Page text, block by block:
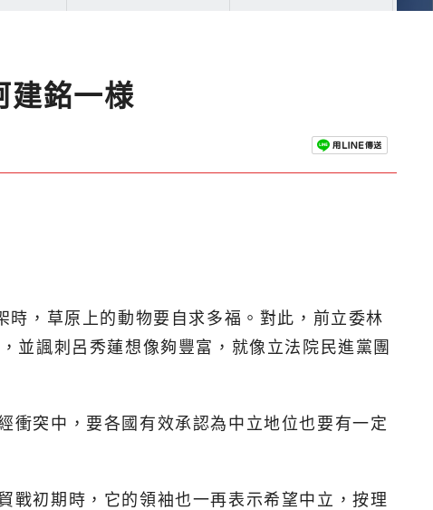
建銘一様
，草原上的動物要自求多福。對此，前立委林
並諷刺呂秀蓮想像夠豐富，就像立法院民進黨團
衝突中，要各國有效承認為中立地位也要有一定
戰初期時，它的領袖也一再表示希望中立，按理